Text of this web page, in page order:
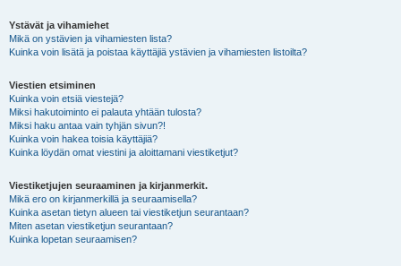
Ystävät ja vihamiehet
Mikä on ystävien ja vihamiesten lista?
Kuinka voin lisätä ja poistaa käyttäjiä ystävien ja vihamiesten listoilta?
Viestien etsiminen
Kuinka voin etsiä viestejä?
Miksi hakutoiminto ei palauta yhtään tulosta?
Miksi haku antaa vain tyhjän sivun?!
Kuinka voin hakea toisia käyttäjiä?
Kuinka löydän omat viestini ja aloittamani viestiketjut?
Viestiketjujen seuraaminen ja kirjanmerkit.
Mikä ero on kirjanmerkillä ja seuraamisella?
Kuinka asetan tietyn alueen tai viestiketjun seurantaan?
Miten asetan viestiketjun seurantaan?
Kuinka lopetan seuraamisen?